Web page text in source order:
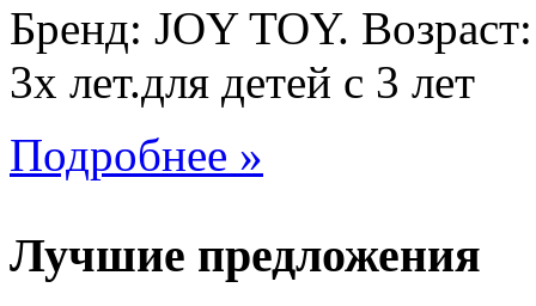
Бренд: JOY TOY.
3х лет.для детей с 3 лет
Подробнее »
Лучшие предложения